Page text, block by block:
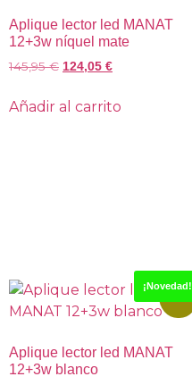
Aplique lector led MANAT
12+3w níquel mate
145,95€ 124,05 €
Añadir al carrito
¡Novedad!
Aplique lector led MANAT
12+3w blanco